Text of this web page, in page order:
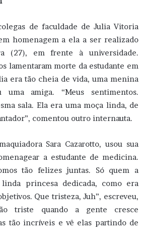
de faculdade de Julia Vitoria
homenagem a ela a ser realizado
(27), em frente à universidade.
lamentaram morte da estudante em
era tão cheia de vida, uma menina
uma amiga. “Meus sentimentos.
sala. Ela era uma moça linda, de
comentou outro internauta.
Sara Cazarotto, usou sua
a estudante de medicina.
tão felizes juntas. Só quem a
princesa dedicada, como era
Que tristeza, Juh”, escreveu,
triste quando a gente cresce
tão incríveis e vê elas partindo de